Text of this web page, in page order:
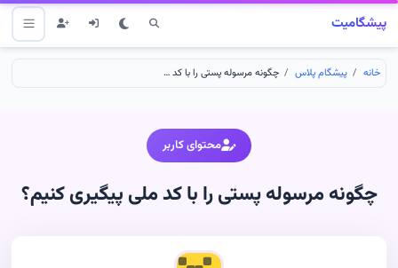
پیشگامیت
خانه پیشگام پلاس چگونه مرسوله پستی را با کد ملی پیگیری کنیم؟
محتوای کاربر
چگونه مرسوله پستی را با کد ملی پیگیری کنیم؟